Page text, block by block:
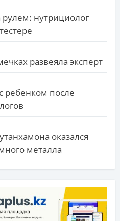
нутрициолог
развеяла эксперт
ребенком после
оказался
металла